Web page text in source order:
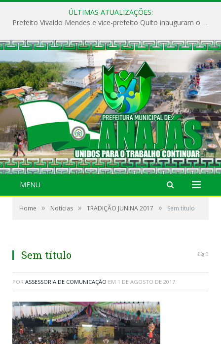
ÚLTIMAS ATUALIZAÇÕES:
Prefeito Vivaldo Mendes e vice-prefeito Quito inauguram o CAPS e fortalecem a saúde pública em Anajás.
MENU
Home » Notícias » TRADIÇÃO JUNINA 2017 » Sem título
Sem título 0
POR ASSESSORIA DE COMUNICAÇÃO EM 1 DE AGOSTO DE 2017